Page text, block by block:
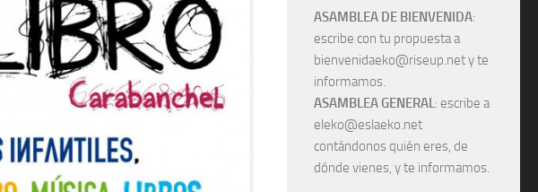
ASAMBLEA DE BIENVENIDA:
escribe con tu propuesta a
bienvenidaeko@riseup.net y te
informamos.
ASAMBLEA GENERAL: escribe a
eleko@eslaeko.net
contándonos quién eres, de
dónde vienes, y te informamos.